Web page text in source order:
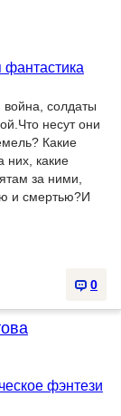
фантастика
война, солдаты
несут они
Какие
них, какие
за ними,
и смертью?И
0
фэнтези